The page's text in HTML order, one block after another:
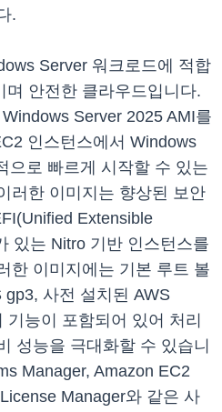
.
Server 워크로드에 적합
며 안전한 클라우드입니다.
Server 2025 AMI를
인스턴스에서 Windows
으로 빠르게 시작할 수 있는
러한 이미지는 향상된 보안
Extensible
있는 Nitro 기반 인스턴스를
한 이미지에는 기본 루트 볼
사전 설치된 AWS
능이 포함되어 있어 처리
성능을 극대화할 수 있습니
Manager, Amazon EC2
Manager와 같은 사